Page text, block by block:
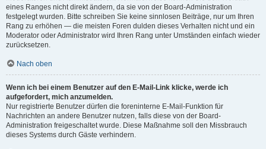
eines Ranges nicht direkt ändern, da sie von der Board-Administration
festgelegt wurden. Bitte schreiben Sie keine sinnlosen Beiträge, nur um Ihren
Rang zu erhöhen — die meisten Foren dulden dieses Verhalten nicht und ein
Moderator oder Administrator wird Ihren Rang unter Umständen einfach wieder
zurücksetzen.
Nach oben
Wenn ich bei einem Benutzer auf den E-Mail-Link klicke, werde ich
aufgefordert, mich anzumelden.
Nur registrierte Benutzer dürfen die foreninterne E-Mail-Funktion für
Nachrichten an andere Benutzer nutzen, falls diese von der Board-
Administration freigeschaltet wurde. Diese Maßnahme soll den Missbrauch
dieses Systems durch Gäste verhindern.